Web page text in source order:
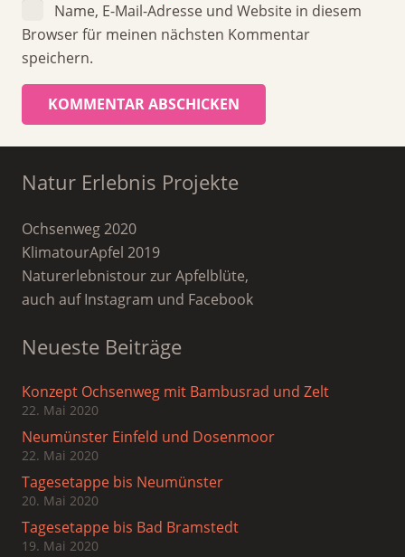
Name, E-Mail-Adresse und Website in diesem
Browser für meinen nächsten Kommentar
speichern.
KOMMENTAR ABSCHICKEN
Natur Erlebnis Projekte
Ochsenweg 2020
KlimatourApfel 2019
Naturerlebnistour zur Apfelblüte,
auch auf Instagram und Facebook
Neueste Beiträge
Konzept Ochsenweg mit Bambusrad und Zelt
22. Mai 2020
Neumünster Einfeld und Dosenmoor
22. Mai 2020
Tagesetappe bis Neumünster
20. Mai 2020
Tagesetappe bis Bad Bramstedt
19. Mai 2020